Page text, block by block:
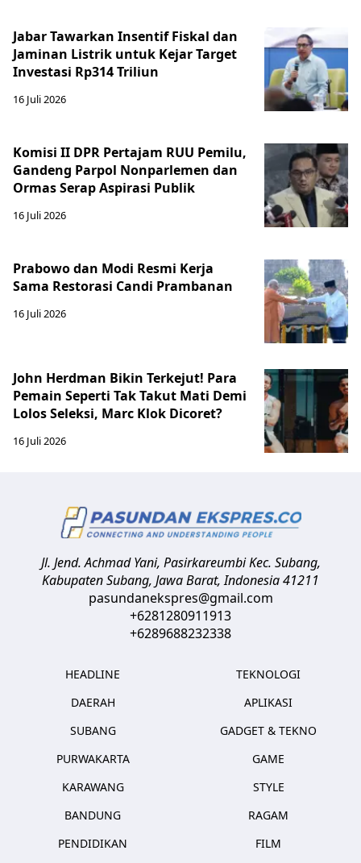
Jabar Tawarkan Insentif Fiskal dan
Jaminan Listrik untuk Kejar Target
Investasi Rp314 Triliun
16 Juli 2026
Komisi II DPR Pertajam RUU Pemilu,
Gandeng Parpol Nonparlemen dan
Ormas Serap Aspirasi Publik
16 Juli 2026
Prabowo dan Modi Resmi Kerja
Sama Restorasi Candi Prambanan
16 Juli 2026
John Herdman Bikin Terkejut! Para
Pemain Seperti Tak Takut Mati Demi
Lolos Seleksi, Marc Klok Dicoret?
16 Juli 2026
Jl. Jend. Achmad Yani, Pasirkareumbi Kec. Subang,
Kabupaten Subang, Jawa Barat,Indonesia41211
pasundanekspres@gmail.com
+6281280911913
+6289688232338
HEADLINE
DAERAH
SUBANG
PURWAKARTA
KARAWANG
BANDUNG
PENDIDIKAN
TEKNOLOGI
APLIKASI
GADGET & TEKNO
GAME
STYLE
RAGAM
FILM